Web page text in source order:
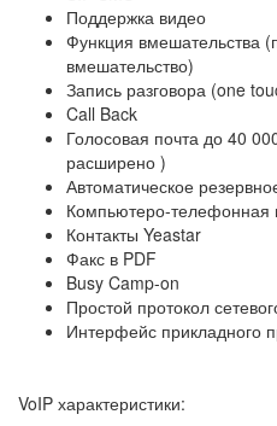
Поддержка видео
Функция вмешательства
вмешательство)
Запись разговора (one
Call Back
Голосовая почта до 40
расширено )
Автоматическое
Компьютеро-телефонная
Контакты Yeastar
Факс в PDF
Busy Camp-on
Простой протокол
Интерфейс прикладного
VoIP характеристики: